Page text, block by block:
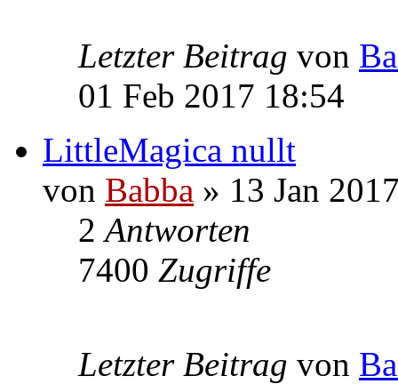
Letzter Beitrag von
01 Feb 2017 18:54
LittleMagica nullt
von Babba » 13 Jan
2Antworten
7400 Zugriffe
Letzter Beitrag von